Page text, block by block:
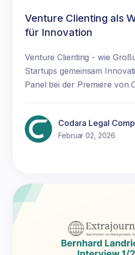
Venture Clienting als
für Innovation
Venture Clienting - wie
Startups gemeinsam
Panel bei der Premiere von
Codara Legal
Februar 02, 2026